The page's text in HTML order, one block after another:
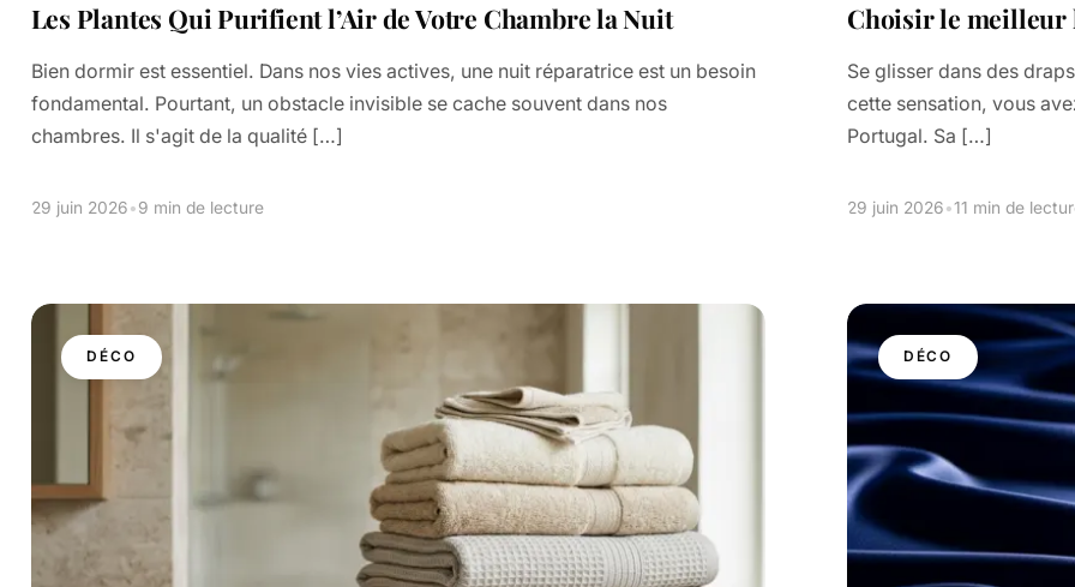
Les Plantes Qui Purifient l’Air de Votre Chambre la Nuit
Bien dormir est essentiel. Dans nos vies actives, une nuit réparatrice est un besoin
fondamental. Pourtant, un obstacle invisible se cache souvent dans nos
chambres. Il s'agit de la qualité […]
29 juin 2026•9 min de lecture
Choisir le meilleur
Se glisser dans des
cette sensation, vous
Portugal. Sa […]
29 juin 2026•11 min de
DÉCO DÉCO